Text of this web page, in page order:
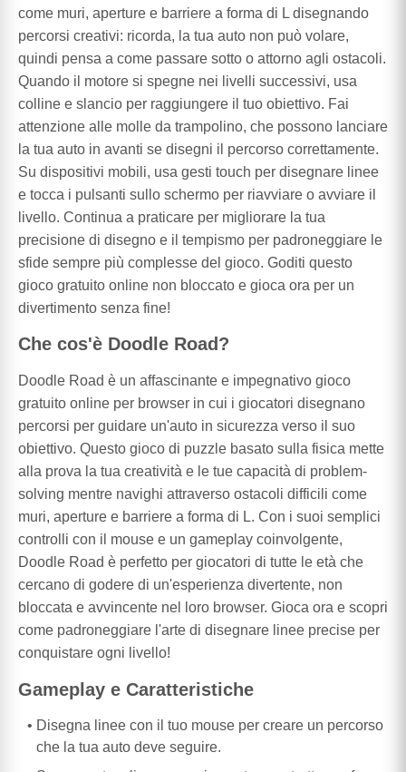
come muri, aperture e barriere a forma di L disegnando
percorsi creativi: ricorda, la tua auto non può volare,
quindi pensa a come passare sotto o attorno agli ostacoli.
Quando il motore si spegne nei livelli successivi, usa
colline e slancio per raggiungere il tuo obiettivo. Fai
attenzione alle molle da trampolino, che possono lanciare
la tua auto in avanti se disegni il percorso correttamente.
Su dispositivi mobili, usa gesti touch per disegnare linee
e tocca i pulsanti sullo schermo per riavviare o avviare il
livello. Continua a praticare per migliorare la tua
precisione di disegno e il tempismo per padroneggiare le
sfide sempre più complesse del gioco. Goditi questo
gioco gratuito online non bloccato e gioca ora per un
divertimento senza fine!
Che cos'è Doodle Road?
Doodle Road è un affascinante e impegnativo gioco
gratuito online per browser in cui i giocatori disegnano
percorsi per guidare un'auto in sicurezza verso il suo
obiettivo. Questo gioco di puzzle basato sulla fisica mette
alla prova la tua creatività e le tue capacità di problem-
solving mentre navighi attraverso ostacoli difficili come
muri, aperture e barriere a forma di L. Con i suoi semplici
controlli con il mouse e un gameplay coinvolgente,
Doodle Road è perfetto per giocatori di tutte le età che
cercano di godere di un'esperienza divertente, non
bloccata e avvincente nel loro browser. Gioca ora e scopri
come padroneggiare l'arte di disegnare linee precise per
conquistare ogni livello!
Gameplay e Caratteristiche
Disegna linee con il tuo mouse per creare un percorso
che la tua auto deve seguire.